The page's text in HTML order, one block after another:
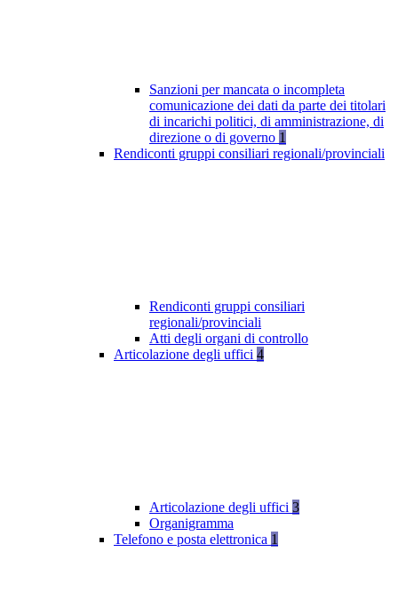
Sanzioni per mancata o incompleta
comunicazione dei dati da parte dei titolari
di incarichi politici, di amministrazione, di
direzione o di governo 1
Rendiconti gruppi consiliari regionali/provinciali
Rendiconti gruppi consiliari
regionali/provinciali
Atti degli organi di controllo
Articolazione degli uffici 4
Articolazione degli uffici 3
Organigramma
Telefono e posta elettronica 1